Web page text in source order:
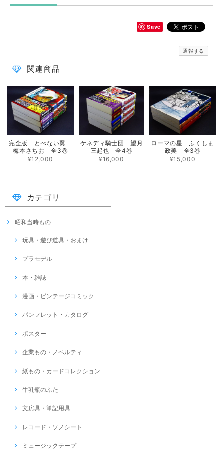
Save
通報する
関連商品
完全版 とべない翼
梅本さちお 全3巻
¥12,000
ケネディ騎士団 望月
三起也 全4巻
¥16,000
ローマの星 ふくしま
政美 全3巻
¥15,000
カテゴリ
昭和当時もの
玩具・遊び道具・おまけ
プラモデル
本・雑誌
漫画・ビンテージコミック
パンフレット・カタログ
ポスター
企業もの・ノベルティ
紙もの・カードコレクション
牛乳瓶のふた
文房具・筆記用具
レコード・ソノシート
ミュージックテープ